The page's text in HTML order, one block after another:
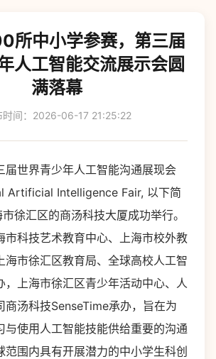
所中小学参赛，第三届
人工智能交流展示会圆
满落幕
时间：2026-06-17 21:25:22
届世界青少年人工智能沟通展现会
Artificial Intelligence Fair, 以下简
徐汇区的商汤科技大厦成功举行。
市科技艺术教育中心、上海市校外教
海市徐汇区教育局、全球高校人工智
，上海市徐汇区青少年活动中心、人
商汤科技SenseTime承办，旨在为
与使用人工智能技能供给重要的沟通
范围内具有开展潜力的中小学生科创